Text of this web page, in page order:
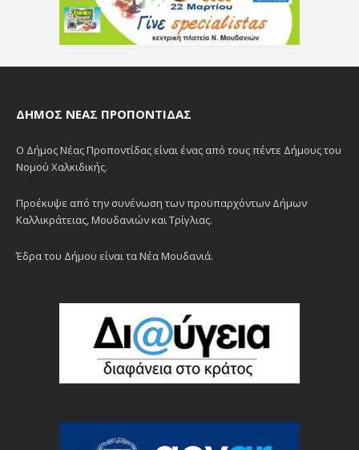
ΔΉΜΟΣ ΝΈΑΣ ΠΡΟΠΟΝΤΊΔΑΣ
Ο Δήμος Νέας Προποντίδας είναι ένας από τους πέντε Δήμους του
Νομού Χαλκιδικής.
Προέκυψε από την συνένωση των προϋπαρχόντων Δήμων
Καλλικράτειας, Μουδανιών και Τρίγλιας.
Έδρα του Δήμου είναι τα Νέα Μουδανιά.